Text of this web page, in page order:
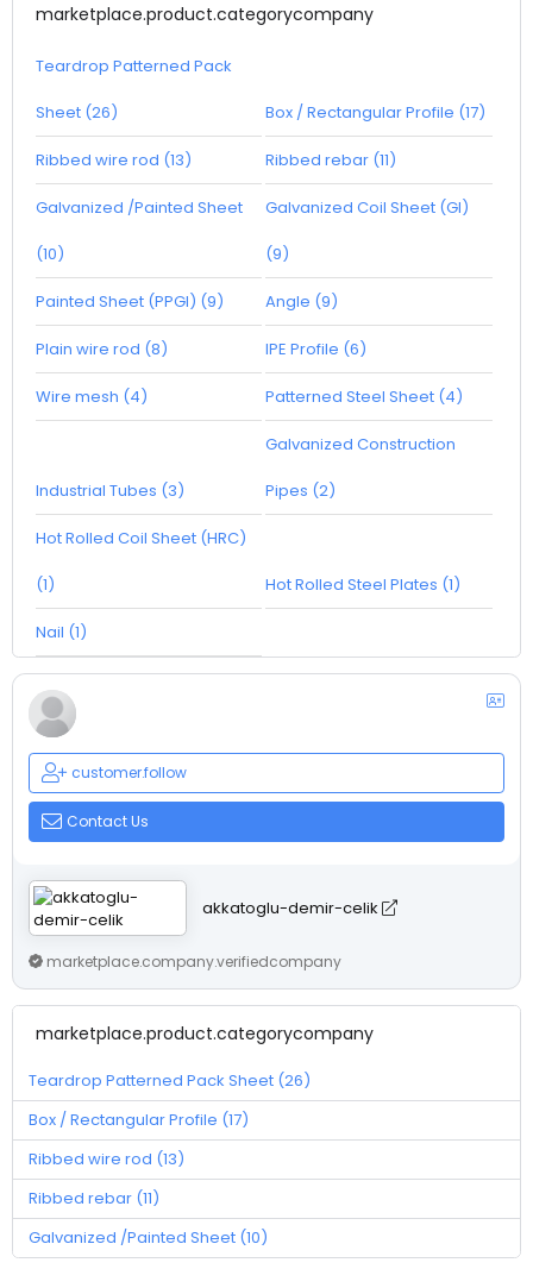
marketplace.product.categorycompany
Teardrop Patterned Pack
Sheet (26) Box / Rectangular Profile (17)
Ribbed wire rod (13) Ribbed rebar (11)
Galvanized /Painted Sheet
(10)
Galvanized Coil Sheet (GI)
(9)
Painted Sheet (PPGI) (9) Angle (9)
Plain wire rod (8) IPE Profile (6)
Wire mesh (4) Patterned Steel Sheet (4)
Industrial Tubes (3)
Galvanized Construction
Pipes (2)
Hot Rolled Coil Sheet (HRC)
(1) Hot Rolled Steel Plates (1)
Nail (1)
customer.follow
Contact Us
akkatoglu-demir-celik
marketplace.company.verifiedcompany
marketplace.product.categorycompany
Teardrop Patterned Pack Sheet (26)
Box / Rectangular Profile (17)
Ribbed wire rod (13)
Ribbed rebar (11)
Galvanized /Painted Sheet (10)